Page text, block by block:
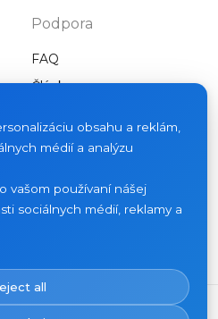
Podpora
FAQ
Články
Projekty
Novinky
obsahu a reklám,
médií a analýzu
vašom používaní nášej
sociálnych médií, reklamy a
all